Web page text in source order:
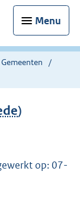
Menu
Gemeenten
)
op: 07-